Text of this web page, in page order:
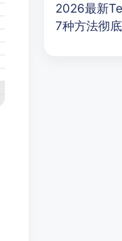
2026最新
7种方法彻